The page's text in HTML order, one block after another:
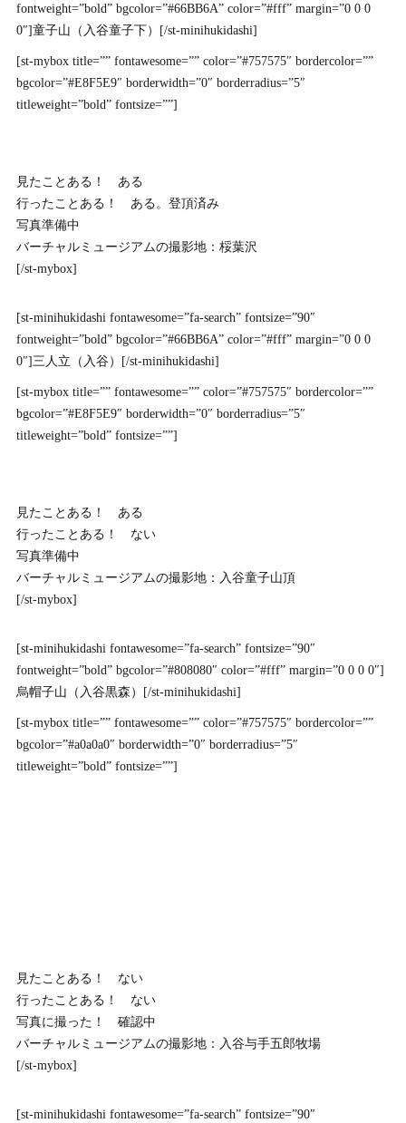
fontweight=”bold” bgcolor=”#66BB6A” color=”#fff” margin=”0 0 0
0″]童子山（入谷童子下）[/st-minihukidashi]
[st-mybox title=”” fontawesome=”” color=”#757575″ bordercolor=””
bgcolor=”#E8F5E9″ borderwidth=”0″ borderradius=”5″
titleweight=”bold” fontsize=””]
見たことある！ ある
行ったことある！ ある。登頂済み
写真準備中
バーチャルミュージアムの撮影地：桵葉沢
[/st-mybox]
[st-minihukidashi fontawesome=”fa-search” fontsize=”90″
fontweight=”bold” bgcolor=”#66BB6A” color=”#fff” margin=”0 0 0
0″]三人立（入谷）[/st-minihukidashi]
[st-mybox title=”” fontawesome=”” color=”#757575″ bordercolor=””
bgcolor=”#E8F5E9″ borderwidth=”0″ borderradius=”5″
titleweight=”bold” fontsize=””]
見たことある！ ある
行ったことある！ ない
写真準備中
バーチャルミュージアムの撮影地：入谷童子山頂
[/st-mybox]
[st-minihukidashi fontawesome=”fa-search” fontsize=”90″
fontweight=”bold” bgcolor=”#808080″ color=”#fff” margin=”0 0 0 0″]
烏帽子山（入谷黒森）[/st-minihukidashi]
[st-mybox title=”” fontawesome=”” color=”#757575″ bordercolor=””
bgcolor=”#a0a0a0″ borderwidth=”0″ borderradius=”5″
titleweight=”bold” fontsize=””]
見たことある！ ない
行ったことある！ ない
写真に撮った！ 確認中
バーチャルミュージアムの撮影地：入谷与手五郎牧場
[/st-mybox]
[st-minihukidashi fontawesome=”fa-search” fontsize=”90″